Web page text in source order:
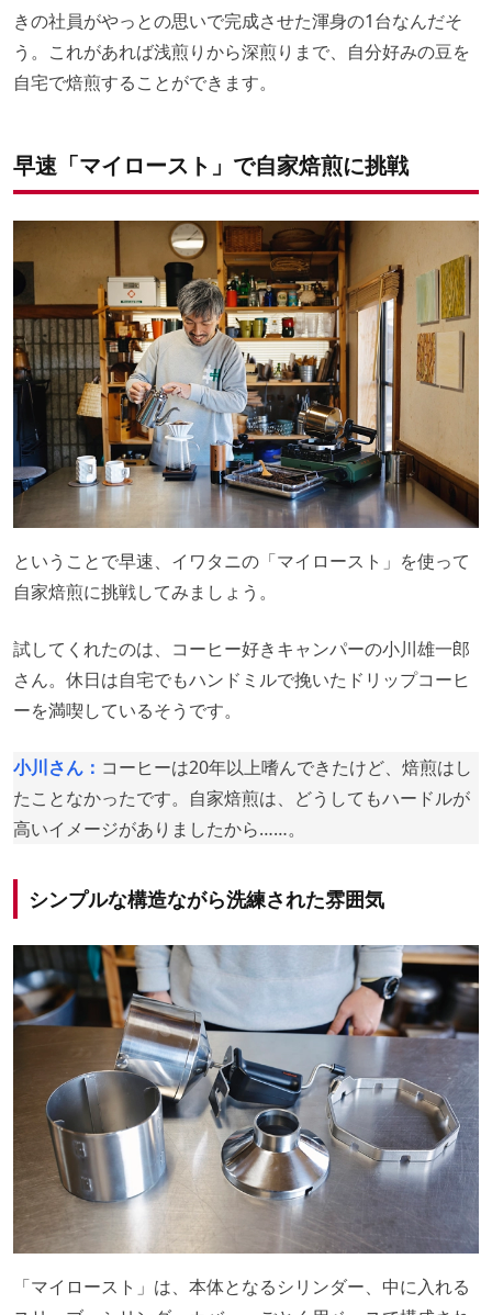
きの社員がやっとの思いで完成させた渾身の1台なんだそ
う。これがあれば浅煎りから深煎りまで、自分好みの豆を
自宅で焙煎することができます。
早速「マイロースト」で自家焙煎に挑戦
ということで早速、イワタニの「マイロースト」を使って
自家焙煎に挑戦してみましょう。
試してくれたのは、コーヒー好きキャンパーの小川雄一郎
さん。休日は自宅でもハンドミルで挽いたドリップコーヒ
ーを満喫しているそうです。
小川さん： コーヒーは20年以上嗜んできたけど、焙煎はし
たことなかったです。自家焙煎は、どうしてもハードルが
高いイメージがありましたから……。
シンプルな構造ながら洗練された雰囲気
「マイロースト」は、本体となるシリンダー、中に入れる